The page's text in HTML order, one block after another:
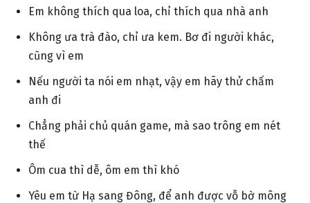
Em không thích qua loa, chỉ thích qua nhà anh
Không ưa trà đào, chỉ ưa kem. Bơ đi người khác,
cũng vì em
Nếu người ta nói em nhạt, vậy em hãy thử chấm
anh đi
Chẳng phải chủ quán game, mà sao trông em nét
thế
Ôm cua thì dễ, ôm em thì khó
Yêu em từ Hạ sang Đông, để anh được vỗ bờ mông